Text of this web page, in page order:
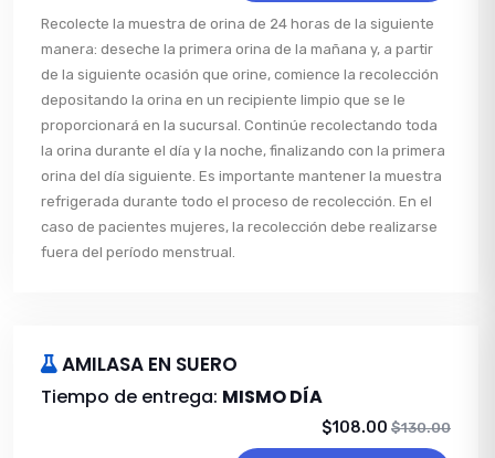
Recolecte la muestra de orina de 24 horas de la siguiente
manera: deseche la primera orina de la mañana y, a partir
de la siguiente ocasión que orine, comience la recolección
depositando la orina en un recipiente limpio que se le
proporcionará en la sucursal. Continúe recolectando toda
la orina durante el día y la noche, finalizando con la primera
orina del día siguiente. Es importante mantener la muestra
refrigerada durante todo el proceso de recolección. En el
caso de pacientes mujeres, la recolección debe realizarse
fuera del período menstrual.
AMILASA EN SUERO
Tiempo de entrega: MISMO DÍA
$108.00 $130.00